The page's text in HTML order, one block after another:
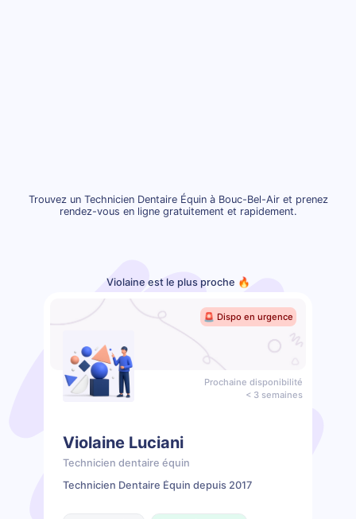
Trouvez un Technicien Dentaire Équin à Bouc-Bel-Air et prenez
rendez-vous en ligne gratuitement et rapidement.
Violaine est le plus proche 🔥
🚨 Dispo en urgence
Prochaine disponibilité
< 3 semaines
Violaine Luciani
Technicien dentaire équin
Technicien Dentaire Équin depuis 2017